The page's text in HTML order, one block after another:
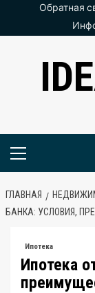
ПерейтиОбратная
Основное
ГЛАВНАЯ
БАНКА: УСЛОВИЯ,
Ипотека
Ипотека